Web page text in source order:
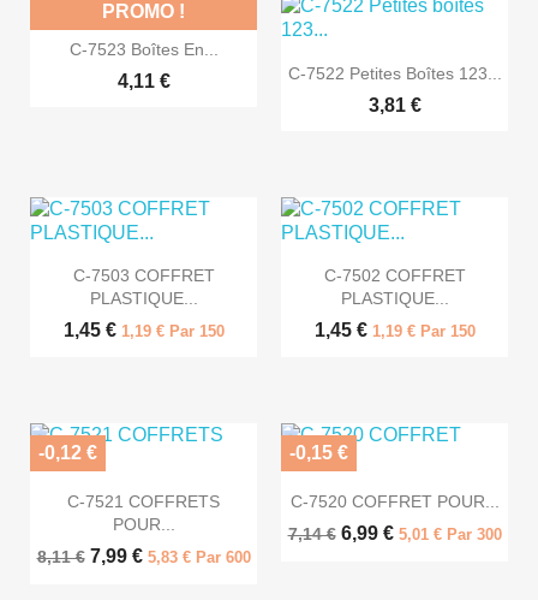
 Aperçu rapide
C-7523 Boîtes En...
4,11 €
PROMO !
 Aperçu rapide
C-7522 Petites Boîtes 123...
3,81 €
 Aperçu rapide
C-7503 COFFRET
PLASTIQUE...
1,45 € 1,19 € Par 150
 Aperçu rapide
C-7502 COFFRET
PLASTIQUE...
1,45 € 1,19 € Par 150
 Aperçu rapide
C-7521 COFFRETS
POUR...
8,11 € 7,99 € 5,83 € Par 600
-0,12 €
 Aperçu rapide
C-7520 COFFRET POUR...
7,14 € 6,99 € 5,01 € Par 300
-0,15 €